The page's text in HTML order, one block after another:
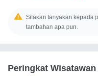
Silakan tanyakan kepada
tambahan apa pun.
Peringkat